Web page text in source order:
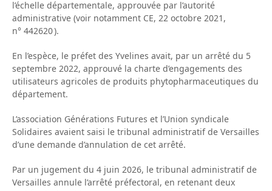
l’échelle départementale, approuvée par l’autorité
administrative (voir notamment CE, 22 octobre 2021,
n° 442620 ).
En l’espèce, le préfet des Yvelines avait, par un arrêté du 5
septembre 2022, approuvé la charte d’engagements des
utilisateurs agricoles de produits phytopharmaceutiques du
département.
L’association Générations Futures et l’Union syndicale
Solidaires avaient saisi le tribunal administratif de Versailles
d’une demande d’annulation de cet arrêté.
Par un jugement du 4 juin 2026, le tribunal administratif de
Versailles annule l’arrêté préfectoral, en retenant deux